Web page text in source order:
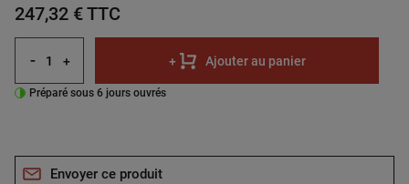
247,32 €TTC
- + + Ajouter au panier
Préparé sous 6 jours ouvrés
Envoyer ce produit